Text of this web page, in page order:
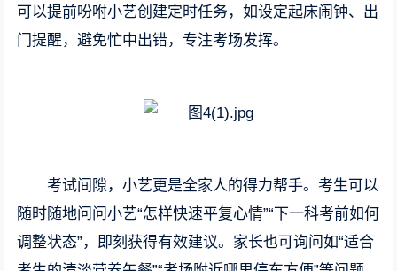
可以提前吩咐小艺创建定时任务，如设定起床闹钟、出
门提醒，避免忙中出错，专注考场发挥。
考试间隙，小艺更是全家人的得力帮手。考生可以
随时随地问问小艺“怎样快速平复心情”“下一科考前如何
调整状态”，即刻获得有效建议。家长也可询问如“适合